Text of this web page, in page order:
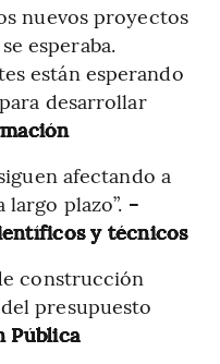
nuevos proyectos
esperaba.
están esperando
desarrollar
afectando a
plazo”. -
y técnicos
construcción
presupuesto
Pública